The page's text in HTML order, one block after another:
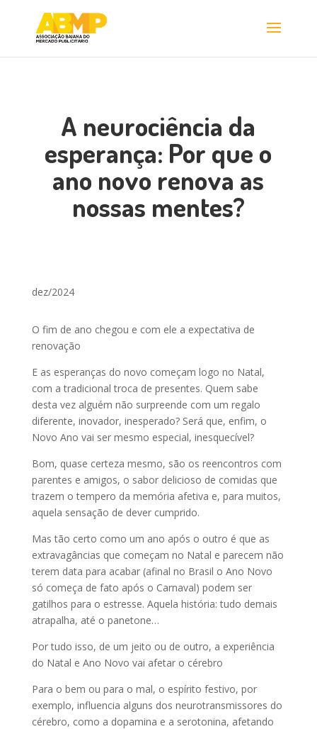
A neurociência da
esperança: Por que o
ano novo renova as
nossas mentes?
dez/2024
O fim de ano chegou e com ele a expectativa de
renovação
E as esperanças do novo começam logo no Natal,
com a tradicional troca de presentes. Quem sabe
desta vez alguém não surpreende com um regalo
diferente, inovador, inesperado? Será que, enfim, o
Novo Ano vai ser mesmo especial, inesquecível?
Bom, quase certeza mesmo, são os reencontros com
parentes e amigos, o sabor delicioso de comidas que
trazem o tempero da memória afetiva e, para muitos,
aquela sensação de dever cumprido.
Mas tão certo como um ano após o outro é que as
extravagâncias que começam no Natal e parecem não
terem data para acabar (afinal no Brasil o Ano Novo
só começa de fato após o Carnaval) podem ser
gatilhos para o estresse. Aquela história: tudo demais
atrapalha, até o panetone…
Por tudo isso, de um jeito ou de outro, a experiência
do Natal e Ano Novo vai afetar o cérebro
Para o bem ou para o mal, o espírito festivo, por
exemplo, influencia alguns dos neurotransmissores do
cérebro, como a dopamina e a serotonina, afetando